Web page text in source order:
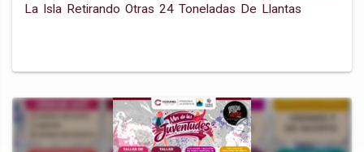
La Isla Retirando Otras 24 Toneladas De Llantas